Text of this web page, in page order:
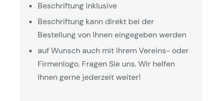
Beschriftung inklusive
Beschriftung kann direkt bei der
Bestellung von Ihnen eingegeben werden
auf Wunsch auch mit ihrem Vereins- oder
Firmenlogo. Fragen Sie uns. Wir helfen
Ihnen gerne jederzeit weiter!